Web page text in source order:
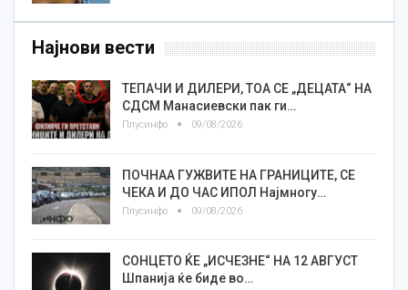
Најнови вести
TEПАЧИ И ДИЛЕРИ, ТОА СЕ „ДЕЦАТА“ НА
СДСМ Манасиевски пак ги…
Плусинфо 09/08/2026
ПОЧНАА ГУЖВИТЕ НА ГРАНИЦИТЕ, СЕ
ЧЕКА И ДО ЧАС ИПОЛ Најмногу…
Плусинфо 09/08/2026
СОНЦЕТО ЌЕ „ИСЧЕЗНЕ“ НА 12 АВГУСТ
Шпанија ќе биде во…